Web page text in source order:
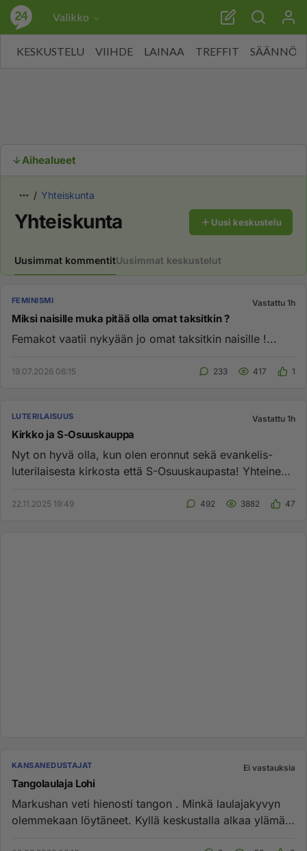
Valikko
KESKUSTELU VIIHDE LAINAA TREFFIT SÄÄNNÖT
Aihealueet
Yhteiskunta
Yhteiskunta Uusi keskustelu
Uusimmat kommentitUusimmat keskustelut
FEMINISMI Vastattu 1h
Miksi naisille muka pitää olla omat taksitkin ?
Femakot vaatii nykyään jo omat taksitkin naisille !...
19.07.2026 06:15 233 417 1
LUTERILAISUUS Vastattu 1h
Kirkko ja S-Osuuskauppa
Nyt on hyvä olla, kun olen eronnut sekä evankelis-
luterilaisesta kirkosta että S-Osuuskaupasta! Yhteinen
22.11.2025 19:49 492 3882 47
KANSANEDUSTAJAT Ei vastauksia
Tangolaulaja Lohi
Markushan veti hienosti tangon . Minkä laulajakyvyn
olemmekaan löytäneet. Kyllä keskustalla alkaa ylämäki